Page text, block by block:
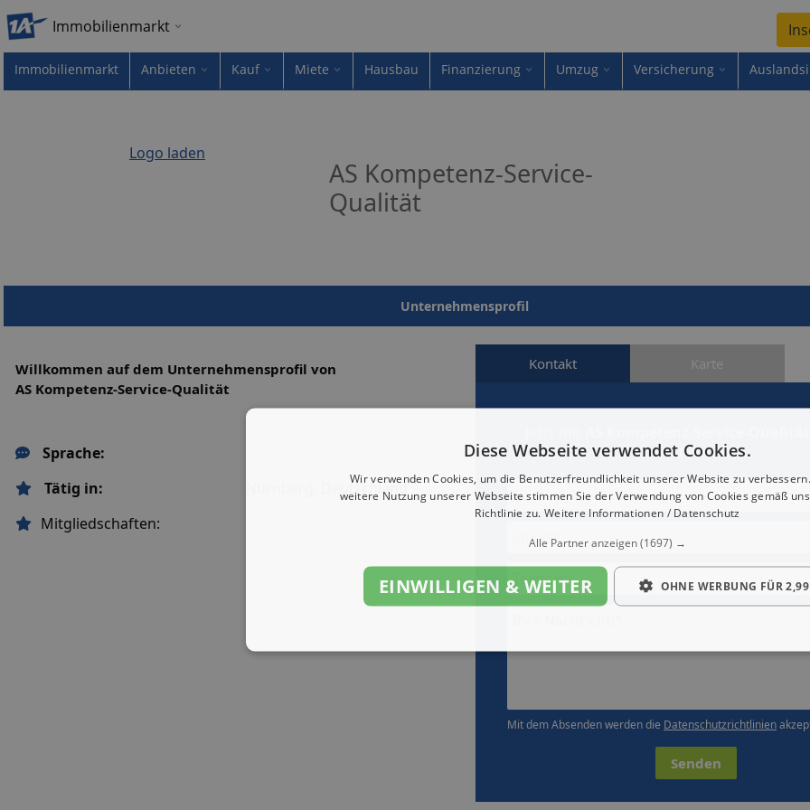
Immobilienmarkt
Immobilienmarkt Anbieten Kauf Miete Hausbau Finanzierung Umzug Versicherung
Logo laden
AS Kompetenz-Service-
Qualität
Unternehmensprofil
Willkommen auf dem Unternehmensprofil von
AS Kompetenz-Service-Qualität
Sprache:
Tätig in:
Nürnberg, Deutschland
Mitgliedschaften:
Kontakt Karte
aufnehmen
Mit dem Absenden werden die Datenschutzrichtlinien
Senden
Diese Webseite verwendet Cookies.
Wir verwenden Cookies, um die Benutzerfreundlichkeit unserer Website zu
weitere Nutzung unserer Webseite stimmen Sie der Verwendung von Cookies gemäß
Richtlinie zu. Weitere Informationen / Datenschutz
Alle Partner anzeigen(1697) →
EINWILLIGEN & WEITER OHNE WERBUNG FÜR